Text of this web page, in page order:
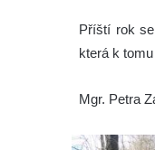
Příští rok
která k
Mgr. Petra